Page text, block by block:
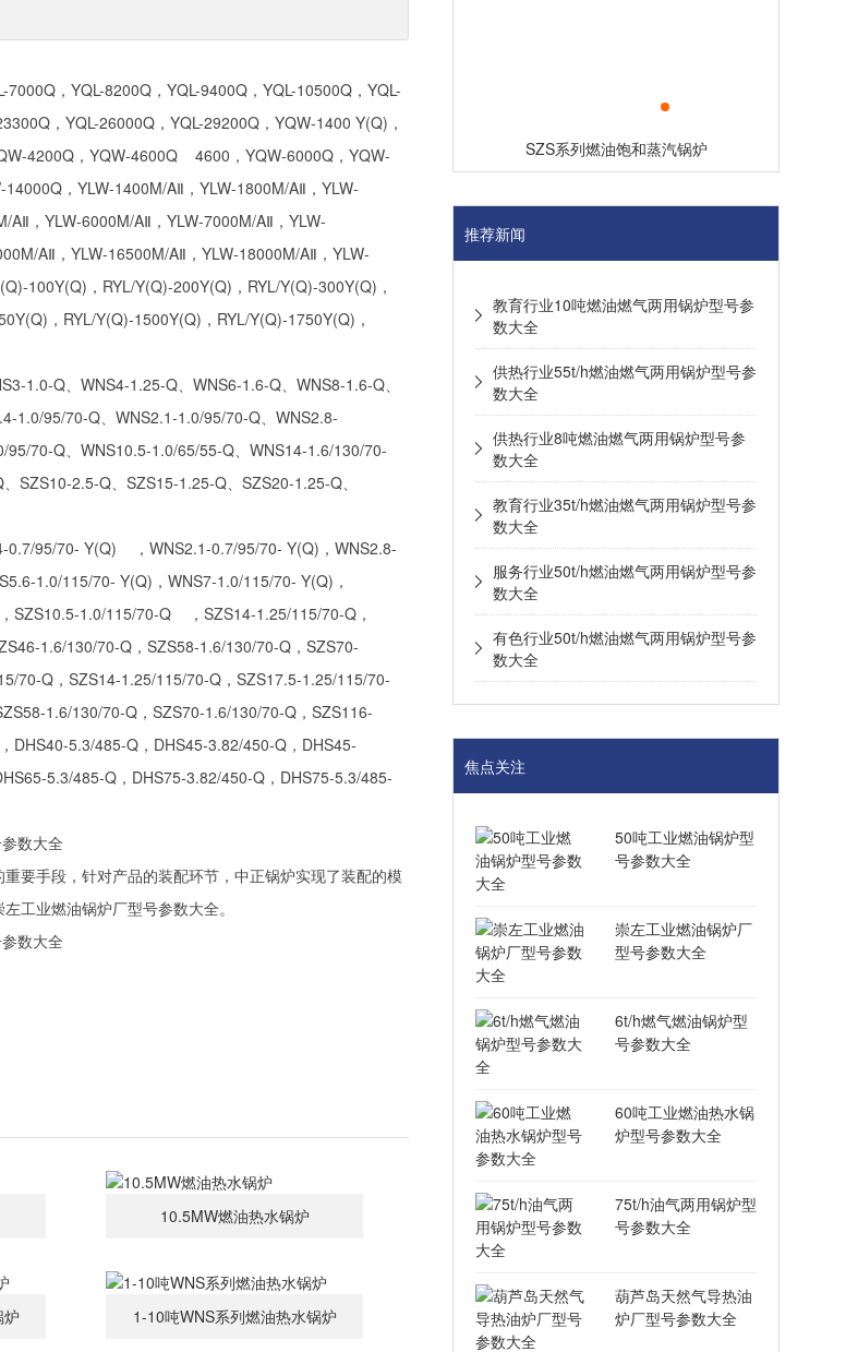
，YQL-8200Q，YQL-9400Q，YQL-10500Q，YQL-
，YQL-26000Q，YQL-29200Q，YQW-1400 Y(Q)，
4200Q，YQW-4600Q 4600，YQW-6000Q，YQW-
，YLW-1400M/AⅡ，YLW-1800M/AⅡ，YLW-
，YLW-6000M/AⅡ，YLW-7000M/AⅡ，YLW-
AⅡ，YLW-16500M/AⅡ，YLW-18000M/AⅡ，YLW-
100Y(Q)，RYL/Y(Q)-200Y(Q)，RYL/Y(Q)-300Y(Q)，
，RYL/Y(Q)-1500Y(Q)，RYL/Y(Q)-1750Y(Q)，
1.0-Q、WNS4-1.25-Q、WNS6-1.6-Q、WNS8-1.6-Q、
1.0/95/70-Q、WNS2.1-1.0/95/70-Q、WNS2.8-
70-Q、WNS10.5-1.0/65/55-Q、WNS14-1.6/130/70-
2.5-Q、SZS15-1.25-Q、SZS20-1.25-Q、
0.7/95/70- Y(Q) ，WNS2.1-0.7/95/70- Y(Q)，WNS2.8-
1.0/115/70- Y(Q)，WNS7-1.0/115/70- Y(Q)，
SZS10.5-1.0/115/70-Q ，SZS14-1.25/115/70-Q，
1.6/130/70-Q，SZS58-1.6/130/70-Q，SZS70-
70-Q，SZS14-1.25/115/70-Q，SZS17.5-1.25/115/70-
1.6/130/70-Q，SZS70-1.6/130/70-Q，SZS116-
DHS40-5.3/485-Q，DHS45-3.82/450-Q，DHS45-
5.3/485-Q，DHS75-3.82/450-Q，DHS75-5.3/485-
要手段，针对产品的装配环节，中正锅炉实现了装配的模
工业燃油锅炉厂型号参数大全。
10.5MW燃油热水锅炉
1-10吨WNS系列燃油热水锅炉
SZS系列燃油饱和蒸汽锅炉 14MW燃油热水锅炉
推荐新闻
教育行业10吨燃油燃气两用锅炉型号参
数大全
供热行业55t/h燃油燃气两用锅炉型号参
数大全
供热行业8吨燃油燃气两用锅炉型号参
数大全
教育行业35t/h燃油燃气两用锅炉型号参
数大全
服务行业50t/h燃油燃气两用锅炉型号参
数大全
有色行业50t/h燃油燃气两用锅炉型号参
数大全
焦点关注
50吨工业燃油锅炉型
号参数大全
崇左工业燃油锅炉厂
型号参数大全
6t/h燃气燃油锅炉型
号参数大全
60吨工业燃油热水锅
炉型号参数大全
75t/h油气两用锅炉型
号参数大全
葫芦岛天然气导热油
炉厂型号参数大全